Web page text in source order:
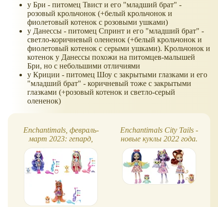
у Бри - питомец Твист и его "младший брат" -
розовый крольчонок (+белый крольчонок и
фиолетовый котенок с розовыми ушками)
у Данессы - питомец Спринт и его "младший брат" -
светло-коричневый олененок (+белый крольчонок и
фиолетовый котенок с серыми ушками). Крольчонок и
котенок у Данессы похожи на питомцев-малышей
Бри, но с небольшими отличиями
у Криции - питомец Шоу с закрытыми глазками и его
"младший брат" - коричневый тоже с закрытыми
глазками (+розовый котенок и светло-серый
олененок)
Enchantimals, февраль-
март 2023: гепард,
жираф, зебра, бегемотик
и другие
Enchantimals City Tails -
новые куклы 2022 года.
Городские хвостики!